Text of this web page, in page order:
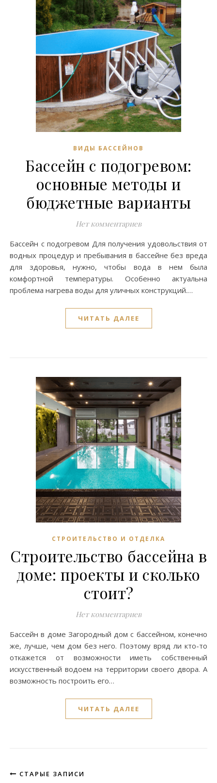
ВИДЫ БАССЕЙНОВ
Бассейн с подогревом:
основные методы и
бюджетные варианты
Нет комментариев
Бассейн с подогревом Для получения удовольствия от
водных процедур и пребывания в бассейне без вреда
для здоровья, нужно, чтобы вода в нем была
комфортной температуры. Особенно актуальна
проблема нагрева воды для уличных конструкций.…
ЧИТАТЬ ДАЛЕЕ
СТРОИТЕЛЬСТВО И ОТДЕЛКА
Строительство бассейна в
доме: проекты и сколько
стоит?
Нет комментариев
Бассейн в доме Загородный дом с бассейном, конечно
же, лучше, чем дом без него. Поэтому вряд ли кто-то
откажется от возможности иметь собственный
искусственный водоем на территории своего двора. А
возможность построить его…
ЧИТАТЬ ДАЛЕЕ
СТАРЫЕ ЗАПИСИ